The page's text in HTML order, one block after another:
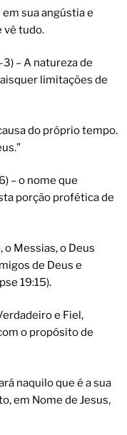
sua angústia e
vê tudo.
– A natureza de
limitações de
do próprio tempo.
– o nome que
porção profética de
Messias, o Deus
de Deus e
19:15).
e Fiel,
o propósito de
naquilo que é a sua
em Nome de Jesus,